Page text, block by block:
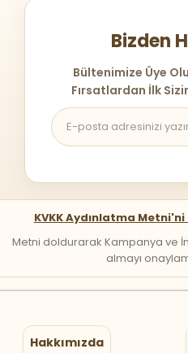
Bizden
Bültenimize Üye
Fırsatlardan İlk
KVKK Aydınlatma
Metni doldurarak Kampanya ve
almayı
Hakkımızda